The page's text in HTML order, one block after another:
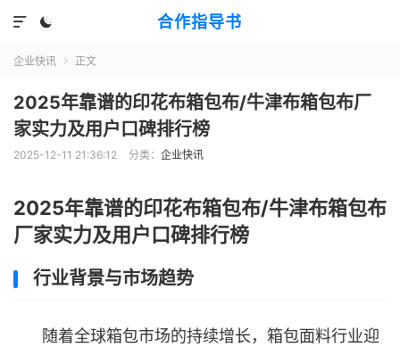
合作指导书


企业快讯  正文
2025年靠谱的印花布箱包布/牛津布箱包布厂
家实力及用户口碑排行榜
2025-12-11 21:36:12 分类： 企业快讯
2025年靠谱的印花布箱包布/牛津布箱包布
厂家实力及用户口碑排行榜
行业背景与市场趋势
随着全球箱包市场的持续增长，箱包面料行业迎